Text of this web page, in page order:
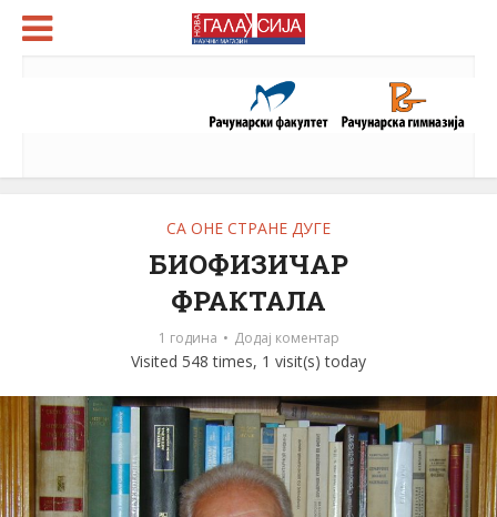
СА ОНЕ СТРАНЕ ДУГЕ
БИОФИЗИЧАР
ФРАКТАЛА
1 година Додај коментар
Visited 548 times, 1 visit(s) today